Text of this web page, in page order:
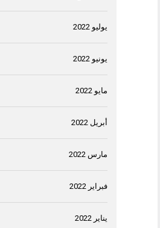
يوليو 2022
يونيو 2022
مايو 2022
أبريل 2022
مارس 2022
فبراير 2022
يناير 2022